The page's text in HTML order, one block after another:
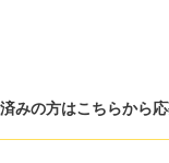
みの方はこちらから応